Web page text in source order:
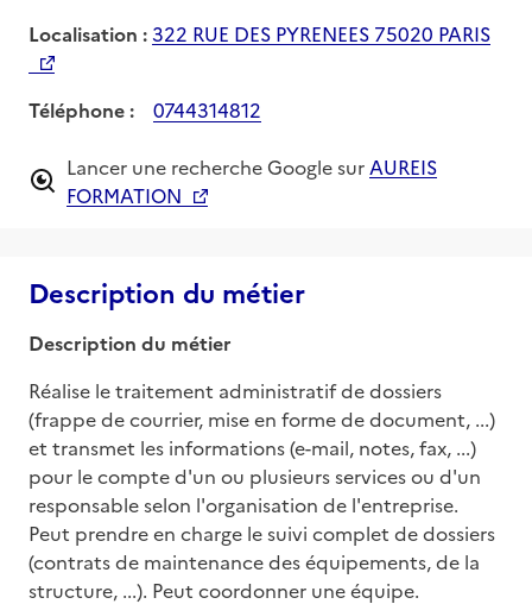
Localisation :322 RUE DES PYRENEES 75020 PARIS
Téléphone : 0744314812
Lancer une recherche Google sur AUREIS
FORMATION
Description du métier
Description du métier
Réalise le traitement administratif de dossiers
(frappe de courrier, mise en forme de document, ...)
et transmet les informations (e-mail, notes, fax, ...)
pour le compte d'un ou plusieurs services ou d'un
responsable selon l'organisation de l'entreprise.
Peut prendre en charge le suivi complet de dossiers
(contrats de maintenance des équipements, de la
structure, ...). Peut coordonner une équipe.